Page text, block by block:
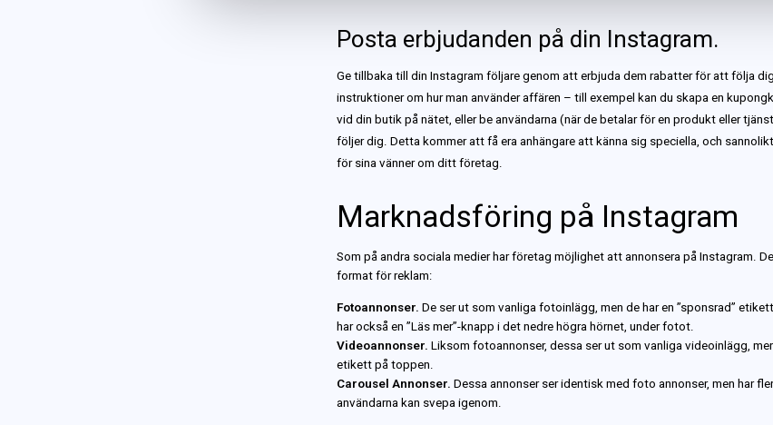
Posta erbjudanden på din Instagram.
Ge tillbaka till din Instagram följare genom att erbjuda dem rabatter för att följa
instruktioner om hur man använder affären – till exempel kan du skapa en
vid din butik på nätet, eller be användarna (när de betalar för en produkt eller
följer dig. Detta kommer att få era anhängare att känna sig speciella, och
för sina vänner om ditt företag.
Marknadsföring på Instagram
Som på andrasociala medier har företag möjlighet att annonsera på Instagram.
formatför reklam:
Fotoannonser. De ser ut som vanliga fotoinlägg, men de har en ”sponsrad”
har också en ”Läs mer”-knapp i det nedre högra hörnet, under fotot.
Videoannonser. Liksom fotoannonser, dessa ser ut som vanliga videoinlägg,
etikett på toppen.
Carousel Annonser. Dessa annonser ser identisk med foto annonser, men har
användarna kan svepa igenom.